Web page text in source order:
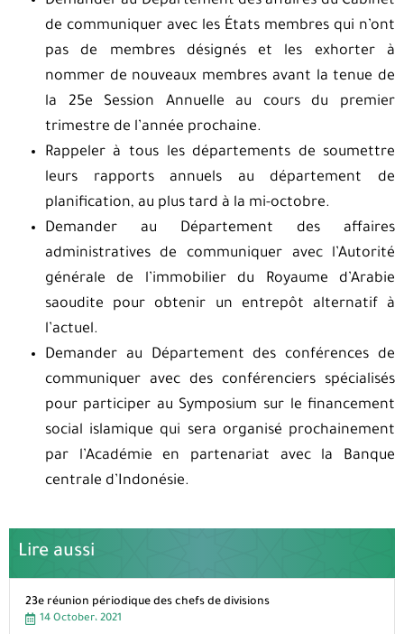
de communiquer avec les États membres qui n’ont
pas de membres désignés et les exhorter à
nommer de nouveaux membres avant la tenue de
la 25e Session Annuelle au cours du premier
trimestre de l’année prochaine.
Rappeler à tous les départements de soumettre
leurs rapports annuels au département de
planification, au plus tard à la mi-octobre.
Demander au Département des affaires
administratives de communiquer avec l’Autorité
générale de l’immobilier du Royaume d’Arabie
saoudite pour obtenir un entrepôt alternatif à
l’actuel.
Demander au Département des conférences de
communiquer avec des conférenciers spécialisés
pour participer au Symposium sur le financement
social islamique qui sera organisé prochainement
par l’Académie en partenariat avec la Banque
centrale d’Indonésie.
Lire aussi
23e réunion périodique des chefs de divisions
14 October، 2021